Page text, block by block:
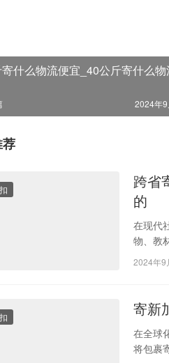
什么物流便宜_40公斤寄什么物
2024年
跨省
的
在现代
物、教
而，在
2024年9
寄新
在全球
将包裹